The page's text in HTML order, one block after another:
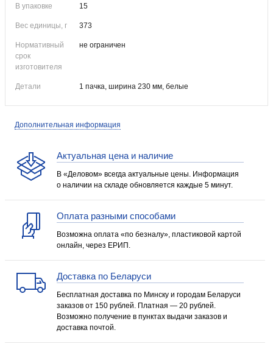
В упаковке 15
Вес единицы, г 373
Нормативный
срок
изготовителя
не ограничен
Детали 1 пачка, ширина 230 мм, белые
Дополнительная информация
Актуальная цена и наличие
В «Деловом» всегда актуальные цены. Информация
о наличии на складе обновляется каждые 5 минут.
Оплата разными способами
Возможна оплата «по безналу», пластиковой картой
онлайн, через ЕРИП.
Доставка по Беларуси
Бесплатная доставка по Минску и городам Беларуси
заказов от 150 рублей. Платная — 20 рублей.
Возможно получение в пунктах выдачи заказов и
доставка почтой.